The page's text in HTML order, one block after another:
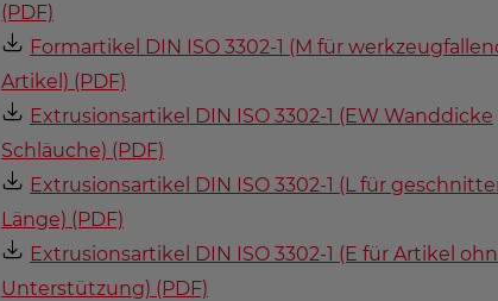
(PDF)
Formartikel DIN ISO 3302-1 (M für
Artikel) (PDF)
Extrusionsartikel DIN ISO 3302-1 (EW Wanddicke
Schläuche) (PDF)
Extrusionsartikel DIN ISO 3302-1 (L für
Länge) (PDF)
Extrusionsartikel DIN ISO 3302-1 (E für Artikel
Unterstützung) (PDF)